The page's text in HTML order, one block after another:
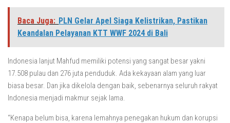
Baca Juga: PLN Gelar Apel Siaga Kelistrikan, Pastikan
Keandalan Pelayanan KTT WWF 2024 di Bali
Indonesia lanjut Mahfud memiliki potensi yang sangat besar yakni
17.508 pulau dan 276 juta penduduk. Ada kekayaan alam yang luar
biasa besar. Dan jika dikelola dengan baik, sebenarnya seluruh rakyat
Indonesia menjadi makmur sejak lama.
“Kenapa belum bisa, karena lemahnya penegakan hukum dan korupsi